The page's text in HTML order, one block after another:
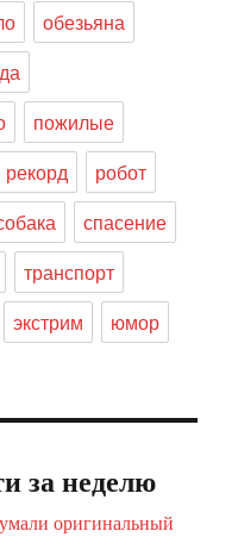
обезьяна
пожилые
рекорд
робот
спасение
транспорт
экстрим юмор
за неделю
оригинальный